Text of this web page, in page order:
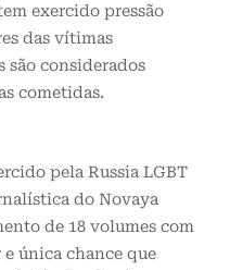
exercido pressão
das vítimas
são considerados
cometidas.
pela Russia LGBT
do Novaya
de 18 volumes com
e única chance que